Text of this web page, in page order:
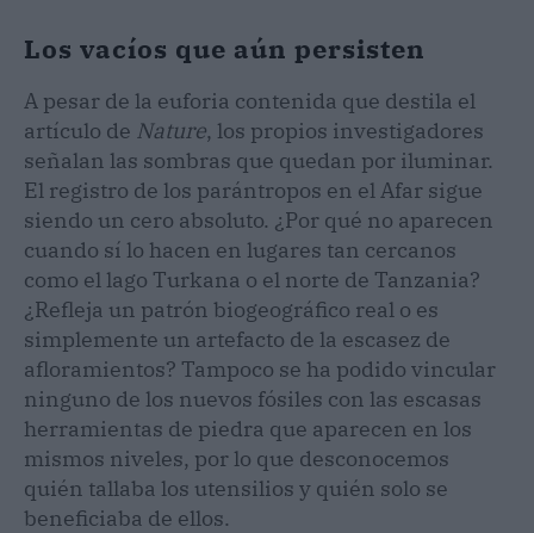
Los vacíos que aún persisten
A pesar de la euforia contenida que destila el
artículo de Nature, los propios investigadores
señalan las sombras que quedan por iluminar.
El registro de los parántropos en el Afar sigue
siendo un cero absoluto. ¿Por qué no aparecen
cuando sí lo hacen en lugares tan cercanos
como el lago Turkana o el norte de Tanzania?
¿Refleja un patrón biogeográfico real o es
simplemente un artefacto de la escasez de
afloramientos? Tampoco se ha podido vincular
ninguno de los nuevos fósiles con las escasas
herramientas de piedra que aparecen en los
mismos niveles, por lo que desconocemos
quién tallaba los utensilios y quién solo se
beneficiaba de ellos.